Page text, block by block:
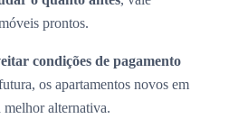
prontos.
condições de pagamento
os apartamentos novos em
melhor alternativa.